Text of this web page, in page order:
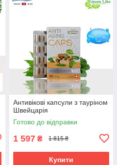
Антивікові капсули з тауріном
Швейцарія
Готово до відправки
1 597 ₴ 1 815 ₴
Купити